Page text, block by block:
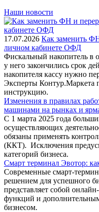
Наши новости
17.07.2026 Как заменить
личном кабинете ОФД
Фискальный накопитель в
у него закончились срок
накопителя кассу нужно
Эксперты Контур.Маркета
инструкцию.
Изменения в правилах
машинами на рынках и
С 1 марта 2025 года
осуществляющих
обязаны применять
(ККТ). Исключения
категорий бизнеса.
Смарт терминал Эвотор:
Современные смарт-
решением для успешного
представляет собой
функций и
бизнесом.